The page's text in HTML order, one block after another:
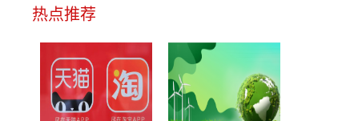
热点推荐